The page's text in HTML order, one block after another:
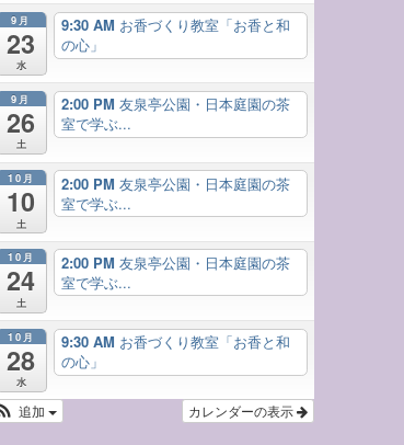
9月
23
水
9:30 AM お香づくり教室「お香と和
の心」
9月
26
土
2:00 PM 友泉亭公園・日本庭園の茶
室で学ぶ...
10月
10
土
2:00 PM 友泉亭公園・日本庭園の茶
室で学ぶ...
10月
24
土
2:00 PM 友泉亭公園・日本庭園の茶
室で学ぶ...
10月
28
水
9:30 AM お香づくり教室「お香と和
の心」
カレンダーの表示
追加